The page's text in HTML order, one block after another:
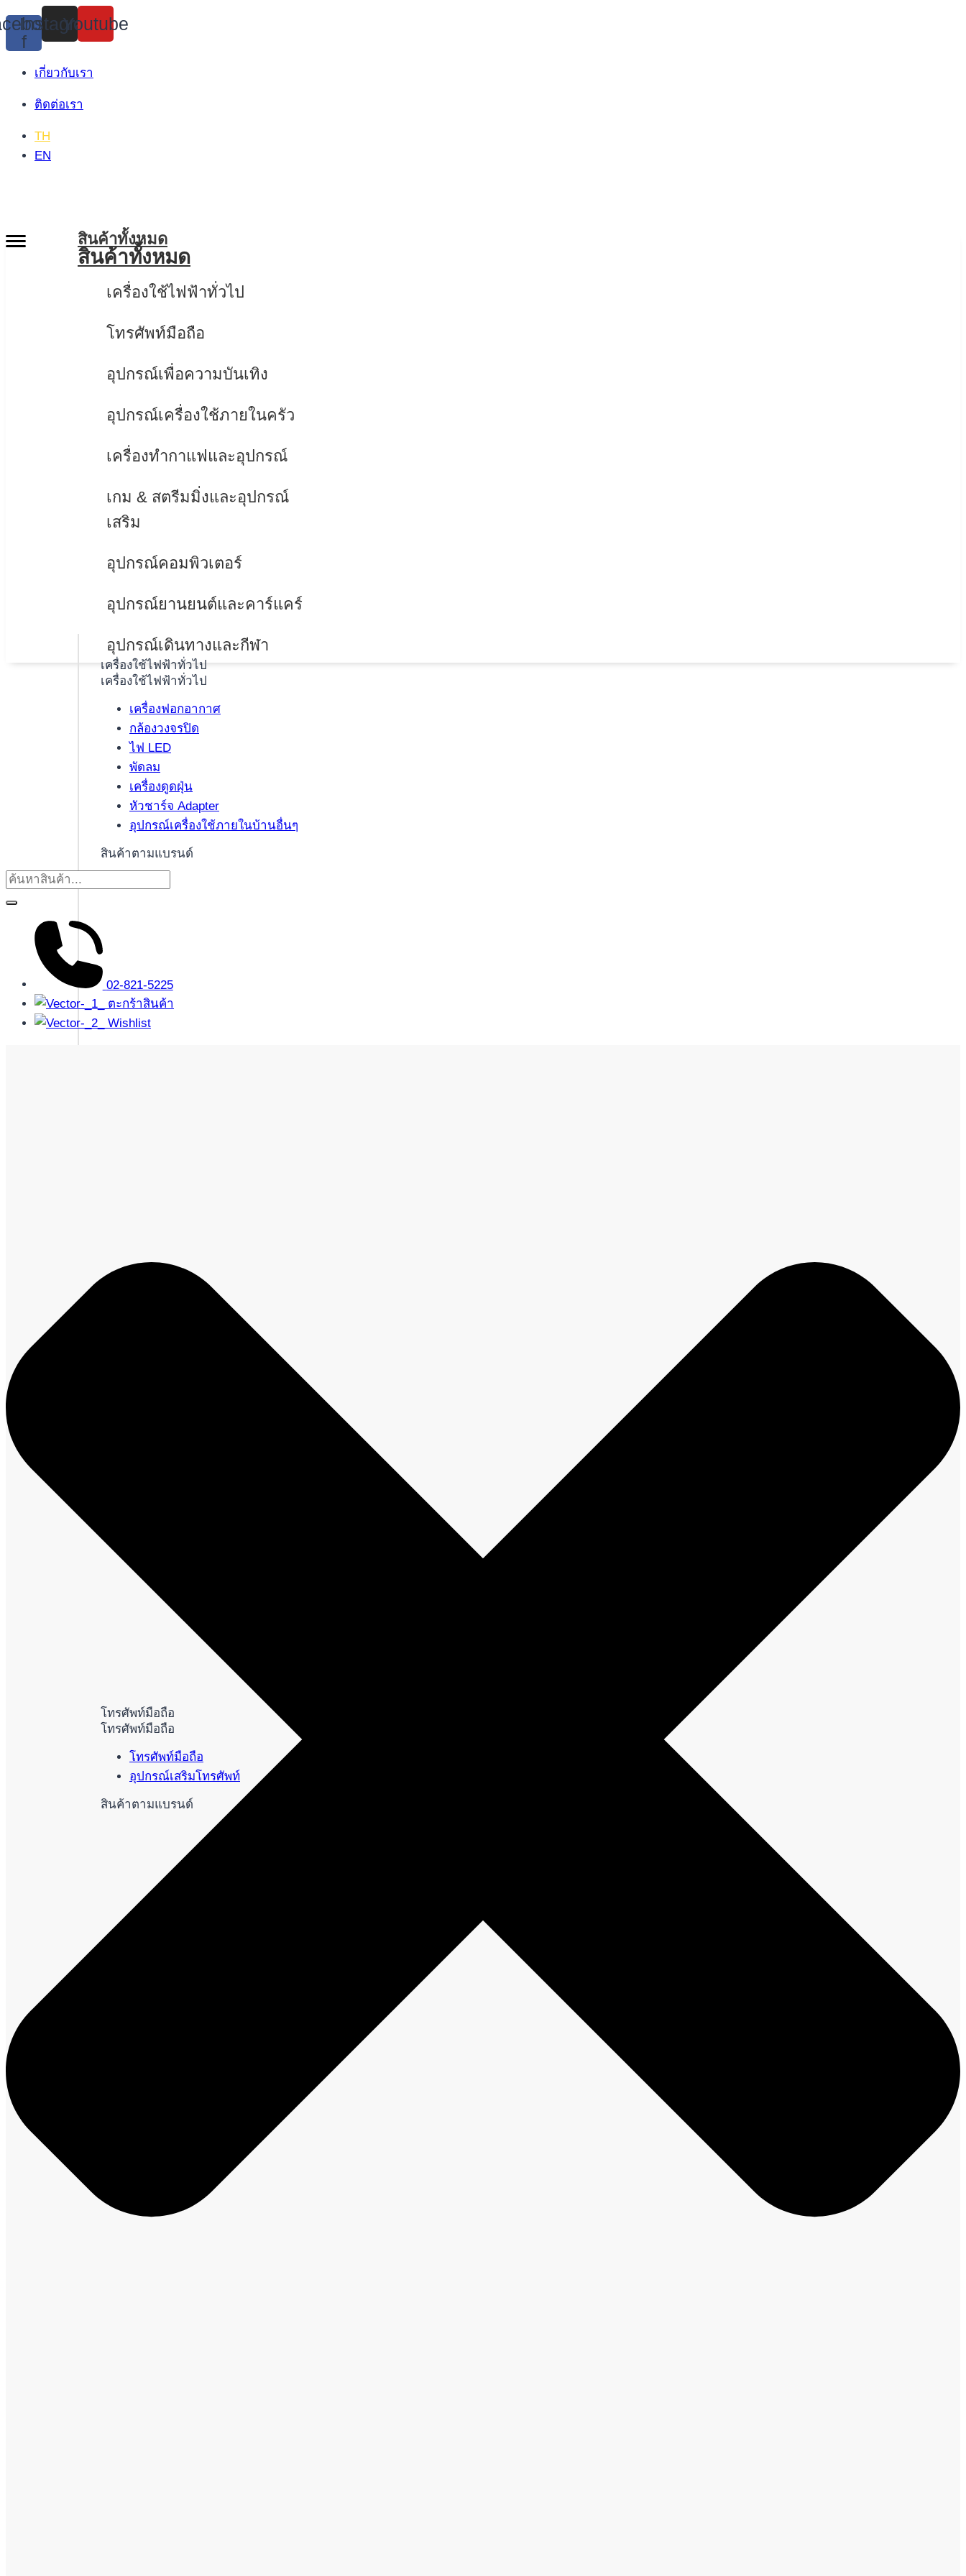
Skip
to
content
f
Instagram
Youtube
เกี่ยวกับเรา
ติดต่อเรา
TH
EN
สินค้าทั้งหมด
สินค้าทั้งหมด
เครื่องใช้ไฟฟ้าทั่วไป
โทรศัพท์มือถือ
อุปกรณ์เพื่อความบันเทิง
อุปกรณ์เครื่องใช้ภายในครัว
เครื่องทำกาแฟและอุปกรณ์
เกม & สตรีมมิ่งและอุปกรณ์
เสริม
อุปกรณ์คอมพิวเตอร์
อุปกรณ์ยานยนต์และคาร์แคร์
อุปกรณ์เดินทางและกีฬา
เครื่องใช้ไฟฟ้าทั่วไป
เครื่องใช้ไฟฟ้าทั่วไป
เครื่องฟอกอากาศ
กล้องวงจรปิด
ไฟ LED
พัดลม
เครื่องดูดฝุ่น
หัวชาร์จ Adapter
อุปกรณ์เครื่องใช้ภายในบ้านอื่นๆ
สินค้าตามแบรนด์
โทรศัพท์มือถือ
โทรศัพท์มือถือ
โทรศัพท์มือถือ
อุปกรณ์เสริมโทรศัพท์
สินค้าตามแบรนด์
02-821-5225
ตะกร้าสินค้า
Wishlist